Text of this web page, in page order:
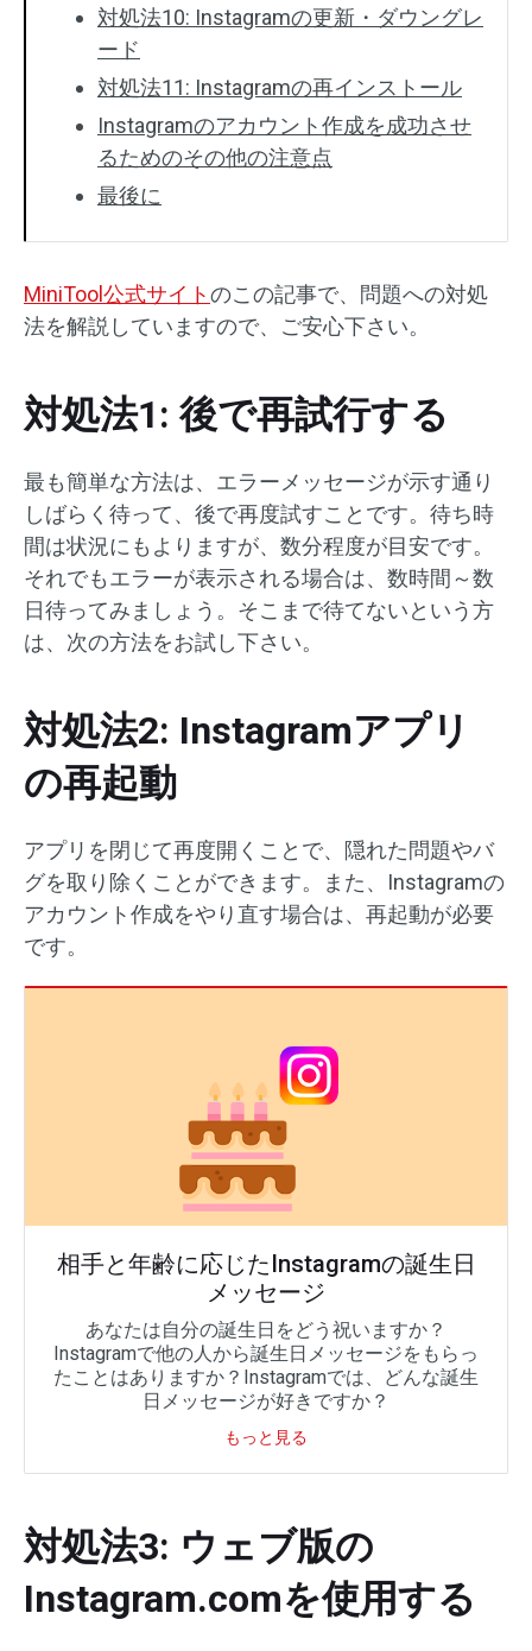
対処法10: Instagramの更新・ダウングレ
ード
対処法11: Instagramの再インストール
Instagramのアカウント作成を成功させ
るためのその他の注意点
最後に
MiniTool公式サイトのこの記事で、問題への対処
法を解説していますので、ご安心下さい。
対処法1: 後で再試行する
最も簡単な方法は、エラーメッセージが示す通り
しばらく待って、後で再度試すことです。待ち時
間は状況にもよりますが、数分程度が目安です。
それでもエラーが表示される場合は、数時間～数
日待ってみましょう。そこまで待てないという方
は、次の方法をお試し下さい。
対処法2: Instagramアプリ
の再起動
アプリを閉じて再度開くことで、隠れた問題やバ
グを取り除くことができます。また、Instagramの
アカウント作成をやり直す場合は、再起動が必要
です。
相手と年齢に応じたInstagramの誕生日
メッセージ
あなたは自分の誕生日をどう祝いますか？
Instagramで他の人から誕生日メッセージをもらっ
たことはありますか？Instagramでは、どんな誕生
日メッセージが好きですか？
もっと見る
対処法3: ウェブ版の
Instagram.comを使用する